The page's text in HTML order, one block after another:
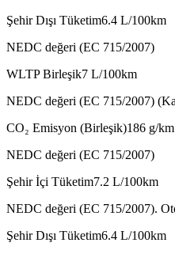
Şehir Dışı Tüketim6.4 L/100km
NEDC değeri (EC 715/2007)
WLTP Birleşik7 L/100km
NEDC değeri (EC 715/2007)
CO₂ Emisyon (Birleşik)186 g/km
NEDC değeri (EC 715/2007)
Şehir İçi Tüketim7.2 L/100km
NEDC değeri (EC 715/2007).
Şehir Dışı Tüketim6.4 L/100km